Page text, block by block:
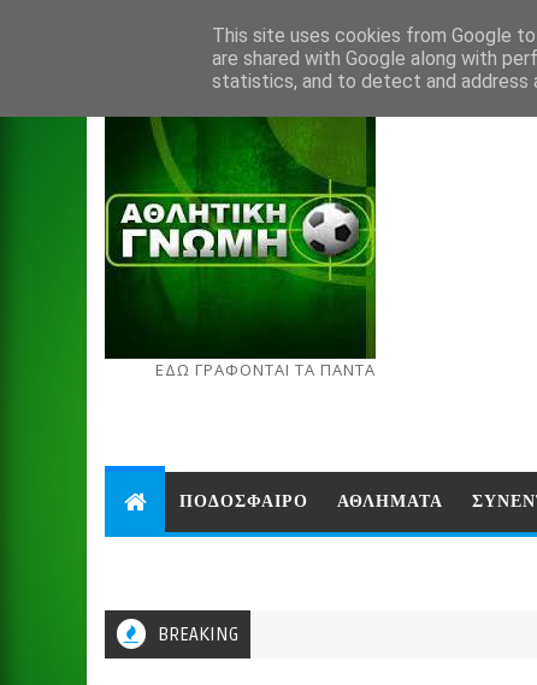
ΕΔΩ ΓΡΑΦΟΝΤΑΙ ΤΑ ΠΑΝΤΑ
ΠΟΔΟΣΦΑΙΡΟ ΑΘΛΗΜΑΤΑ
BREAKING
This site uses cookies from Google
are shared with Google along with
statistics, and to detect and address